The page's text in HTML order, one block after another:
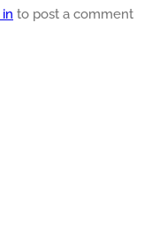
logged in to post a